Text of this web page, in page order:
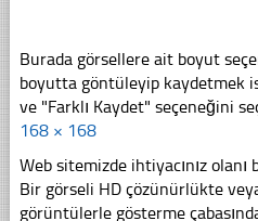
Burada görsellere ait boyut
boyutta göntüleyip kaydetmek
ve "Farklı Kaydet" seçeneğini
168 × 168
Web sitemizde ihtiyacınız
Bir görseli HD çözünürlükte
görüntülerle gösterme